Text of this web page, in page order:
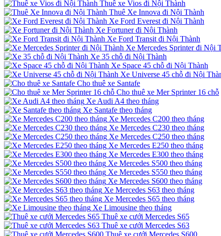
Thuê xe Vios đi Nội Thành
Thuê Xe Innova đi Nội Thành
Xe Ford Everest đi Nội Thành
Xe Fortuner đi Nội Thành
Xe Ford Transit đi Nội Thành
Xe Mercedes Sprinter đi Nội
Xe 35 chỗ đi Nội Thành
Xe Space 45 chỗ đi Nội Thành
Xe Universe 45 chỗ đi Nội
Cho thuê xe Santafe
Cho thuê xe Mer Sprinter 16 chỗ
Xe Audi A4 theo tháng
Xe Santafe theo tháng
Xe Mercedes C200 theo tháng
Xe Mercedes C230 theo tháng
Xe Mercedes C250 theo tháng
Xe Mercedes E250 theo tháng
Xe Mercedes E300 theo tháng
Xe Mercedes S500 theo tháng
Xe Mercedes S550 theo tháng
Xe Mercedes S600 theo tháng
Xe Mercedes S63 theo tháng
Xe Mercedes S65 theo tháng
Xe Limousine theo tháng
Thuê xe cưới Mercedes S65
Thuê xe cưới Mercedes S63
Thuê xe cưới Mercedes S600